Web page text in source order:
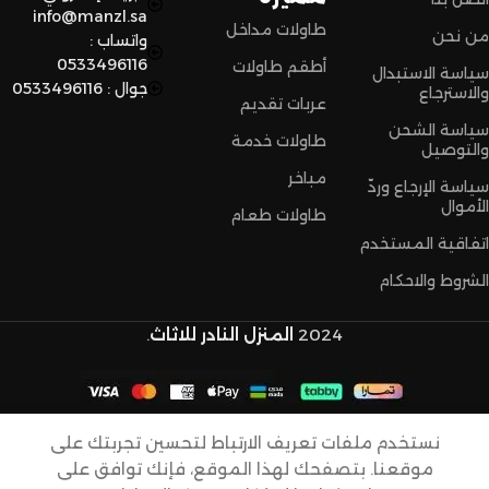
من نحن
سياسة الاستبدال
والاسترجاع
سياسة الشحن
والتوصيل
سياسة الإرجاع وردّ
الأموال
اتفاقية المستخدم
الشروط والاحكام
طاولات مداخل
أطقم طاولات
عربات تقديم
طاولات خدمة
مباخر
طاولات طعام
info@manzl.sa
واتساب :
0533496116
جوال : 0533496116
2024 المنزل النادر للاثاث.
نستخدم ملفات تعريف الارتباط لتحسين تجربتك على
موقعنا. بتصفحك لهذا الموقع، فإنك توافق على
مداخل
طويلة
ر.س